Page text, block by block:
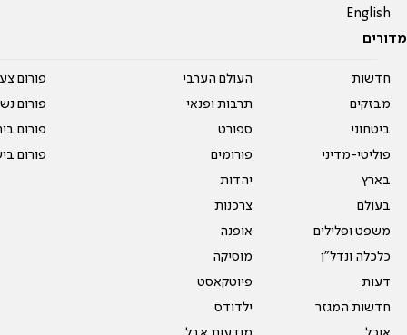
English
מדורים
חדשות
מבזקים
ביטחוני
פוליטי-מדיני
בארץ
בעולם
משפט ופלילים
כלכלה ונדל"ן
דעות
חדשות המגזר
העולם הערבי
תרבות ופנאי
ספורט
פורומים
יהדות
צרכנות
אופנה
מוסיקה
פיוטקאסט
ילדודס
פורום
פורום
פורום
פורום